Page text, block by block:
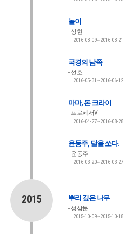
놀이
상현
2016-08-09~2016-08-21
국경의 남쪽
선호
2016-05-31~2016-06-12
마마, 돈 크라이
프로페서V
2016-04-27~2016-08-28
윤동주, 달을 쏘다.
윤동주
2016-03-20~2016-03-27
2015 뿌리 깊은 나무
성삼문
2015-10-09~2015-10-18